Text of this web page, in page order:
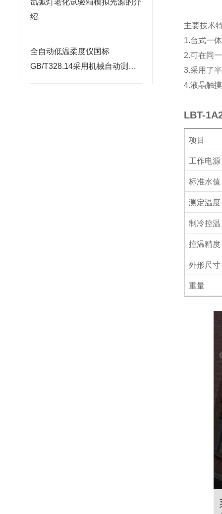
氙弧灯老化试验箱模拟光源的介
绍
全自动低温柔度仪国标
GB/T328.14采用机械自动测试,
主要技术
1.台式一
2.可在同
3.采用了
4.液晶触
LBT-
项目
工作电源
标准水值
测定温度
制冷控温
控温精度
外形尺寸
重量